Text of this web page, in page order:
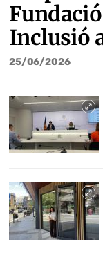
Inclusió
25/06/2026